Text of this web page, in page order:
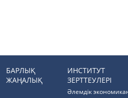
БАРЛЫҚ
ЖАҢАЛЫҚ
ИНСТИТУТ
ЗЕРТТЕУЛЕРІ
Әлемдік